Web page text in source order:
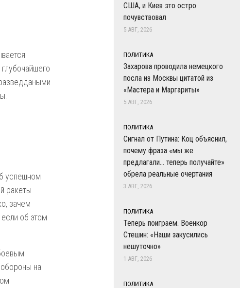
успешном
ракеты
зачем
об этом
на
США, и Киев это остро
почувствовал
5 АВГ, 2026
ПОЛИТИКА
Захарова проводила немецкого
посла из Москвы цитатой из
«Мастера и Маргариты»
5 АВГ, 2026
ПОЛИТИКА
Сигнал от Путина: Коц объяснил,
почему фраза «мы же
предлагали… теперь получайте»
обрела реальные очертания
3 АВГ, 2026
ПОЛИТИКА
Теперь поиграем. Военкор
Стешин: «Наши закусились
нешуточно»
1 АВГ, 2026
ПОЛИТИКА